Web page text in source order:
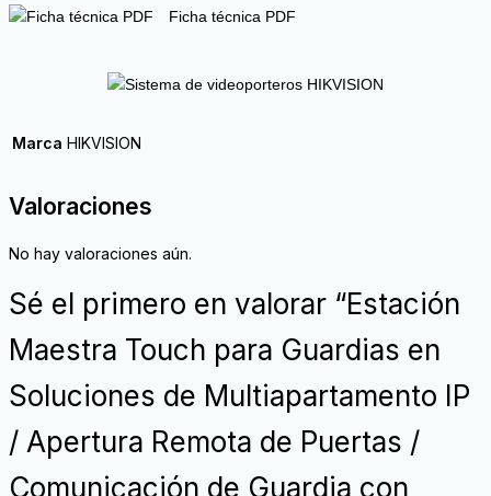
Ficha técnica PDF
Marca HIKVISION
Valoraciones
No hay valoraciones aún.
Sé el primero en valorar “Estación
Maestra Touch para Guardias en
Soluciones de Multiapartamento IP
/ Apertura Remota de Puertas /
Comunicación de Guardia con